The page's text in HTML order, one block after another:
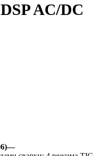
AC/DC